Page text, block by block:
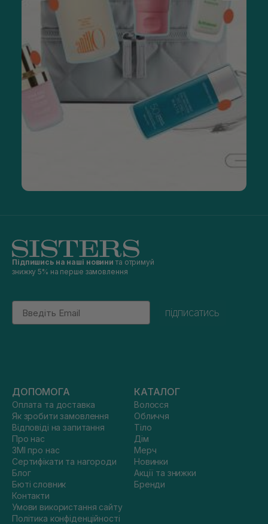
Підпишись на наші новини та отримуй
знижку 5% на перше замовлення
Email
підписатись
ДОПОМОГА
Оплата та доставка
Як зробити замовлення
Відповіді на запитання
Про нас
ЗМІ про нас
Сертифікати та нагороди
Блог
Бюті словник
Контакти
Умови використання сайту
Політика конфіденційності
КАТАЛОГ
Волосся
Обличчя
Тіло
Дім
Мерч
Новинки
Акції та знижки
Бренди